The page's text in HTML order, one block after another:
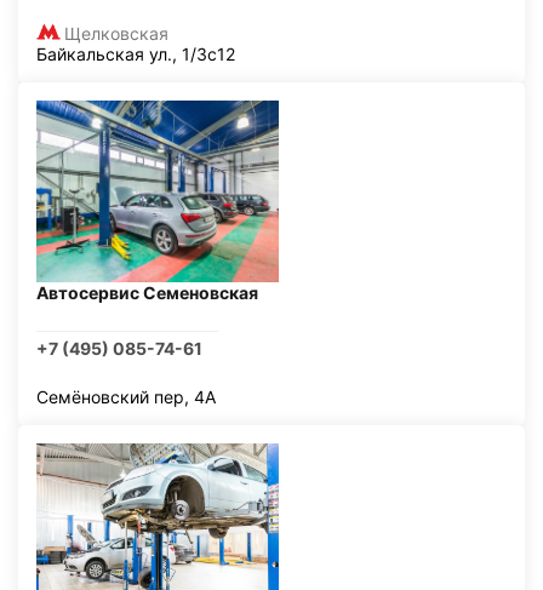
Щелковская
Байкальская ул., 1/3с12
Автосервис Семеновская
+7 (495) 085-74-61
Семёновский пер, 4А